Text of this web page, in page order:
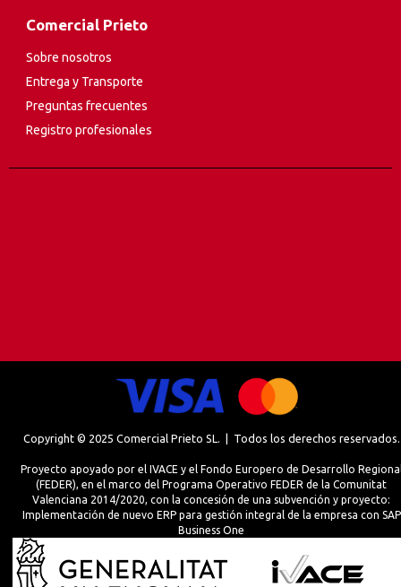
Comercial Prieto
Sobre nosotros
Entrega y Transporte
Preguntas frecuentes
Registro profesionales
Copyright © 2025 Comercial Prieto SL. | Todos los derechos reservados.
Proyecto apoyado por el IVACE y el Fondo Europero de Desarrollo
(FEDER), en el marco del Programa Operativo FEDER de la Comunitat
Valenciana 2014/2020, con la concesión de una subvención y proyecto:
Implementación de nuevo ERP para gestión integral de la empresa con SAP
Business One